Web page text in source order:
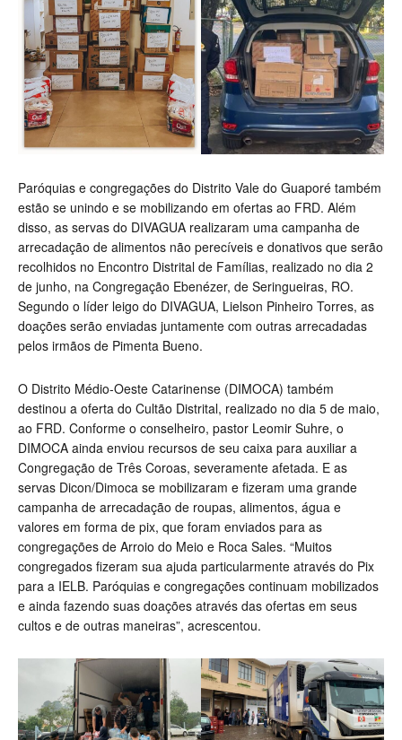
Paróquias e congregações do Distrito Vale do Guaporé também
estão se unindo e se mobilizando em ofertas ao FRD. Além
disso, as servas do DIVAGUA realizaram uma campanha de
arrecadação de alimentos não perecíveis e donativos que serão
recolhidos no Encontro Distrital de Famílias, realizado no dia 2
de junho, na Congregação Ebenézer, de Seringueiras, RO.
Segundo o líder leigo do DIVAGUA, Lielson Pinheiro Torres, as
doações serão enviadas juntamente com outras arrecadadas
pelos irmãos de Pimenta Bueno.
O Distrito Médio-Oeste Catarinense (DIMOCA) também
destinou a oferta do Cultão Distrital, realizado no dia 5 de maio,
ao FRD. Conforme o conselheiro, pastor Leomir Suhre, o
DIMOCA ainda enviou recursos de seu caixa para auxiliar a
Congregação de Três Coroas, severamente afetada. E as
servas Dicon/Dimoca se mobilizaram e fizeram uma grande
campanha de arrecadação de roupas, alimentos, água e
valores em forma de pix, que foram enviados para as
congregações de Arroio do Meio e Roca Sales. “Muitos
congregados fizeram sua ajuda particularmente através do Pix
para a IELB. Paróquias e congregações continuam mobilizados
e ainda fazendo suas doações através das ofertas em seus
cultos e de outras maneiras”, acrescentou.